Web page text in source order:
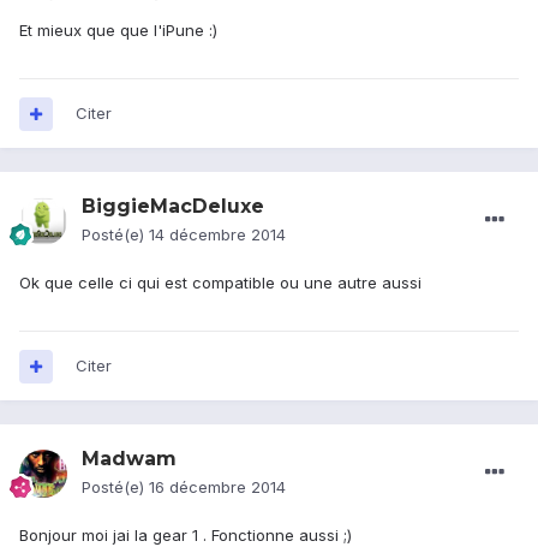
Et mieux que que l'iPune :)
Citer
BiggieMacDeluxe
Posté(e) 14 décembre 2014
Ok que celle ci qui est compatible ou une autre aussi
Citer
Madwam
Posté(e) 16 décembre 2014
Bonjour moi jai la gear 1 . Fonctionne aussi ;)